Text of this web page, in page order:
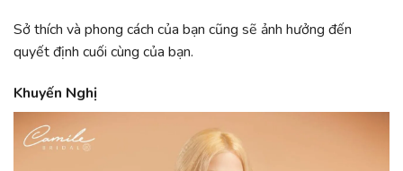
Sở thích và phong cách của bạn cũng sẽ ảnh hưởng đến
quyết định cuối cùng của bạn.
Khuyến Nghị